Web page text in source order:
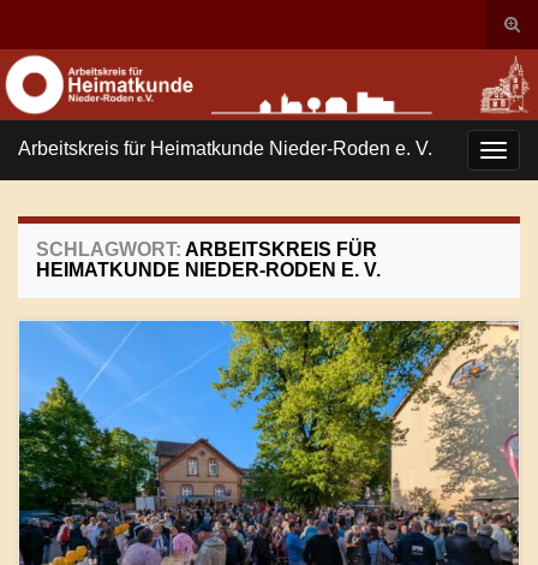
Search for:
Arbeitskreis für Heimatkunde Nieder-Roden e. V.
SCHLAGWORT: ARBEITSKREIS FÜR
HEIMATKUNDE NIEDER-RODEN E. V.